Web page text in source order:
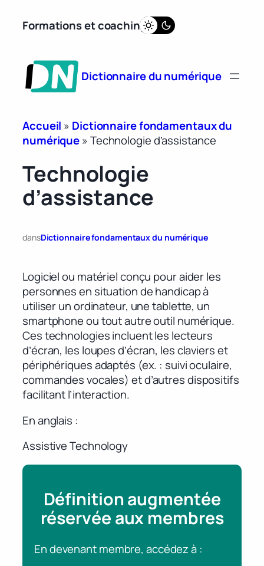
Formations et coaching
Dictionnaire du numérique
Accueil » Dictionnaire fondamentaux du
numérique»Technologie d’assistance
Technologie
d’assistance
dansDictionnaire fondamentaux du numérique
Logiciel ou matériel conçu pour aider les
personnes en situation de handicap à
utiliser un ordinateur, une tablette, un
smartphone ou tout autre outil numérique.
Ces technologies incluent les lecteurs
d’écran, les loupes d’écran, les claviers et
périphériques adaptés (ex. : suivi oculaire,
commandes vocales) et d’autres dispositifs
facilitant l’interaction.
En anglais
Assistive Technology
Définition augmentée
réservée aux membres
En devenant membre, accédez à :